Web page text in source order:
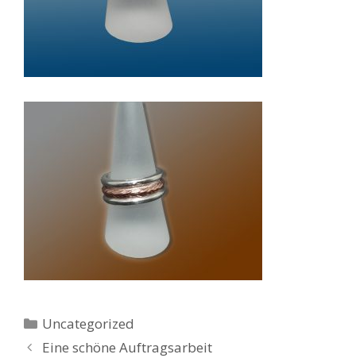
Kategorien
Uncategorized
Eine schöne Auftragsarbeit